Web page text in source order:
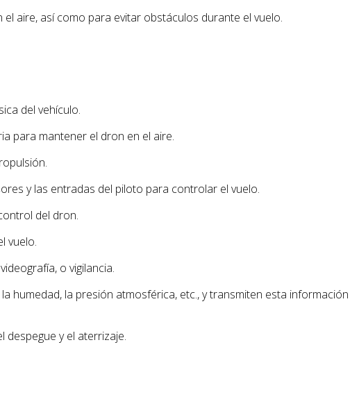
aire, así como para evitar obstáculos durante el vuelo.
del vehículo.
para mantener el dron en el aire.
y las entradas del piloto para controlar el vuelo.
del dron.
vuelo.
o vigilancia.
humedad, la presión atmosférica, etc., y transmiten esta información
y el aterrizaje.